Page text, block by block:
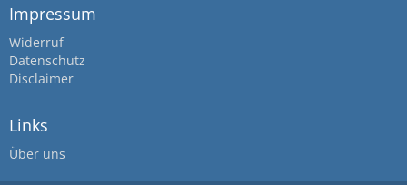
Impressum
Widerruf
Datenschutz
Disclaimer
Links
Über uns